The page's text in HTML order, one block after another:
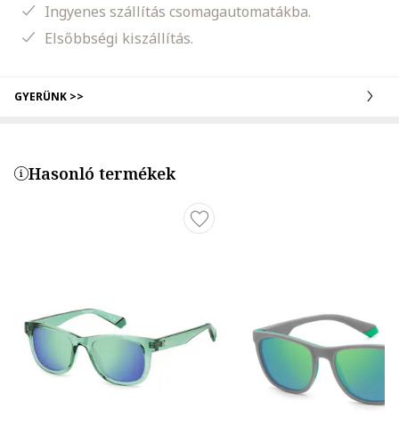
Ingyenes szállítás csomagautomatákba.
Elsőbbségi kiszállítás.
GYERÜNK >>
Hasonló termékek